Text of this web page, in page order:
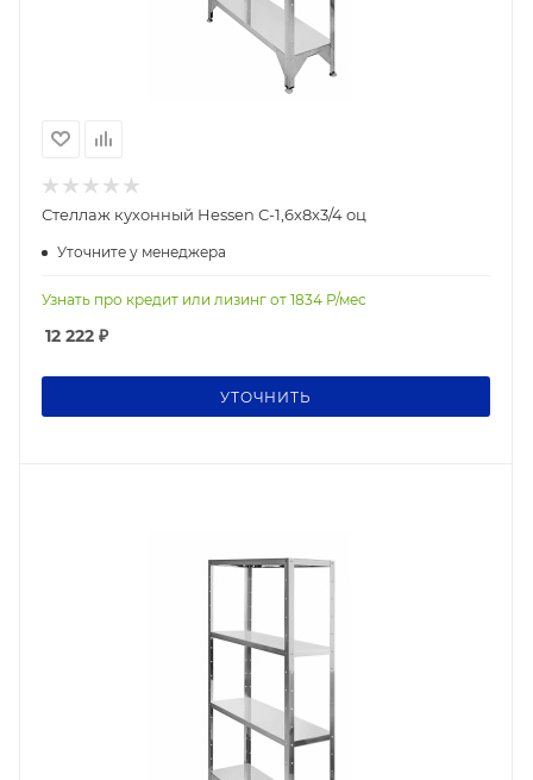
Стеллаж кухонный Hessen С-1,6x8x3/4 оц
Уточните у менеджера
Узнать про кредит или лизинг от 1834 Р/мес
12 222 ₽
УТОЧНИТЬ